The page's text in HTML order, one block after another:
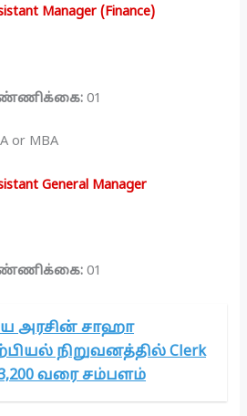
Manager (Finance)
01
or MBA
General Manager
01
அரசின் சாஹா
நிறுவனத்தில் Clerk
வரை சம்பளம்